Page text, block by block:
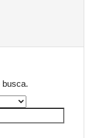
busca.